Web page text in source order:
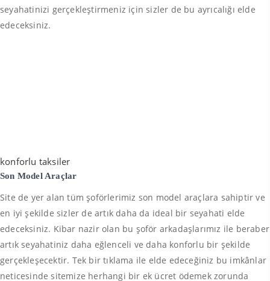
seyahatinizi gerçekleştirmeniz için sizler de bu ayrıcalığı elde
edeceksiniz.
konforlu taksiler
Son Model Araçlar
Site de yer alan tüm şoförlerimiz son model araçlara sahiptir ve
en iyi şekilde sizler de artık daha da ideal bir seyahati elde
edeceksiniz. Kibar nazir olan bu şoför arkadaşlarımız ile beraber
artık seyahatiniz daha eğlenceli ve daha konforlu bir şekilde
gerçekleşecektir. Tek bir tıklama ile elde edeceğiniz bu imkânlar
neticesinde sitemize herhangi bir ek ücret ödemek zorunda